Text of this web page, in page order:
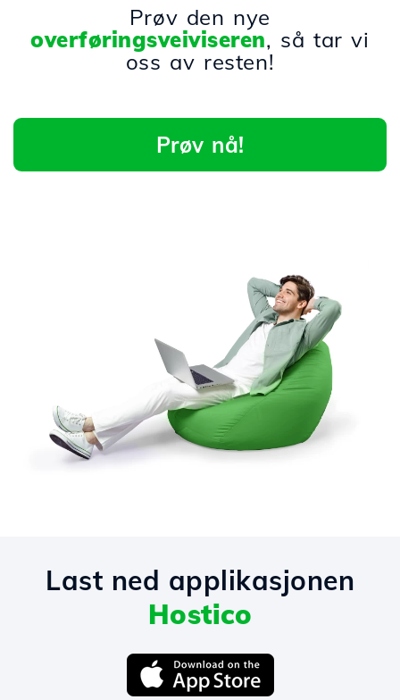
Prøv den nye
overføringsveiviseren, så tar vi
oss av resten!
Prøv nå!
Last ned applikasjonen
Hostico